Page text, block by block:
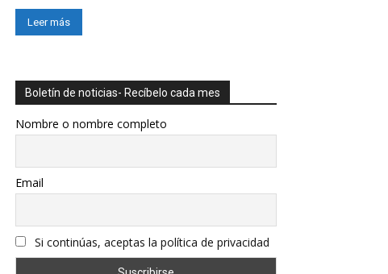
Leer más
Boletín de noticias- Recíbelo cada mes
Nombre o nombre completo
Email
Si continúas, aceptas la política de privacidad